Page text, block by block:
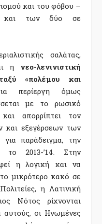
και του φόβου –
και των δύο σε
σαλάτας,
η νεο-λενινιστική
«πολέμου και
περίεργη όμως
με το ρωσικό
απορρίπτει τον
και εξεγέρσεων των
παράδειγμα, την
το 2013-’14. Στην
η λογική και να
μικρότερο κακό σε
η Λατινική
Νότος ρίχνονται
αυτούς, οι Ηνωμένες